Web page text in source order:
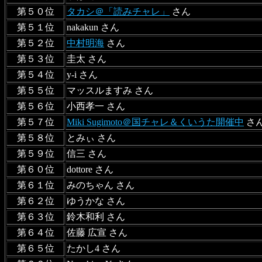
第５０位
タカシ＠「読みチャレ」
さん
第５１位
nakakun さん
第５２位
中村明海 さん
第５３位
圭太 さん
第５４位
y-i さん
第５５位
マッスルますみ さん
第５６位
小西孝一 さん
第５７位
Miki Sugimoto＠国チャレ＆くいうた開催中 さ
第５８位
とみぃ さん
第５９位
信三 さん
第６０位
dottore さん
第６１位
みのちゃん さん
第６２位
ゆうかな さん
第６３位
鈴木和利 さん
第６４位
佐藤 広宣 さん
第６５位
たかし4 さん